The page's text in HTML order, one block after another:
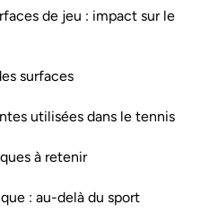
de jeu : impact sur le
surfaces
utilisées dans le tennis
à retenir
: au-delà du sport